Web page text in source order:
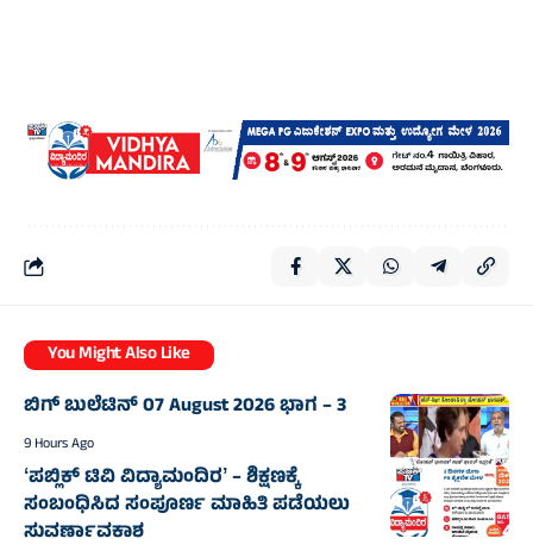
You Might Also Like
ಬಿಗ್‌ ಬುಲೆಟಿನ್‌ 07 August 2026 ಭಾಗ – 3
9 Hours Ago
ʻಪಬ್ಲಿಕ್‌ ಟಿವಿ ವಿದ್ಯಾಮಂದಿರʼ – ಶಿಕ್ಷಣಕ್ಕೆ
ಸಂಬಂಧಿಸಿದ ಸಂಪೂರ್ಣ ಮಾಹಿತಿ ಪಡೆಯಲು
ಸುವರ್ಣಾವಕಾಶ